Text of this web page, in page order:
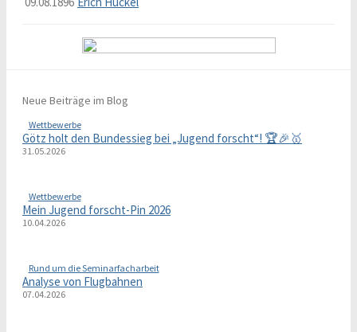
Neue Beiträge im Blog
Wettbewerbe
Götz holt den Bundessieg bei „Jugend forscht“! 🏆🎉🥇
31.05.2026
Wettbewerbe
Mein Jugend forscht-Pin 2026
10.04.2026
Rund um die Seminarfacharbeit
Analyse von Flugbahnen
07.04.2026